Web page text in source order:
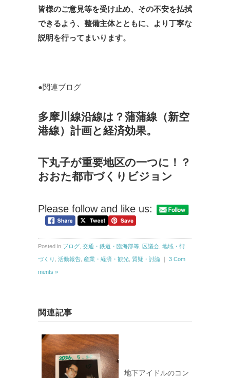
皆様のご意見等を受け止め、その不安を払拭
できるよう、整備主体とともに、より丁寧な
説明を行ってまいります。
●関連ブログ
多摩川線沿線は？蒲蒲線（新空
港線）計画と経済効果。
下丸子が重要地区の一つに！？
おおた都市づくりビジョン
Please follow and like us:
Posted in ブログ 交通・鉄道・臨海部等 区議会 地域・街
づくり 活動報告 産業・経済・観光 質疑・討論 ｜ 3 Com
ments »
関連記事
地下アイドルのコン